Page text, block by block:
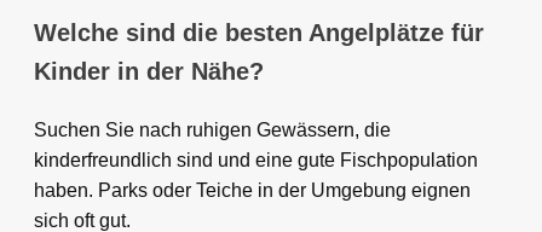
Welche sind die besten Angelplätze für
Kinder in der Nähe?
Suchen Sie nach ruhigen Gewässern, die
kinderfreundlich sind und eine gute Fischpopulation
haben. Parks oder Teiche in der Umgebung eignen
sich oft gut.